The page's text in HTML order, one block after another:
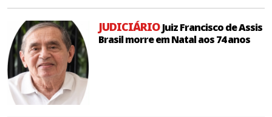
JUDICIÁRIOJuiz Francisco de Assis
Brasil morre em Natal aos 74 anos